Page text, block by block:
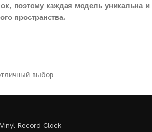
поэтому каждая модель уникальна и
пространства.
выбор
Vinyl Record Clock